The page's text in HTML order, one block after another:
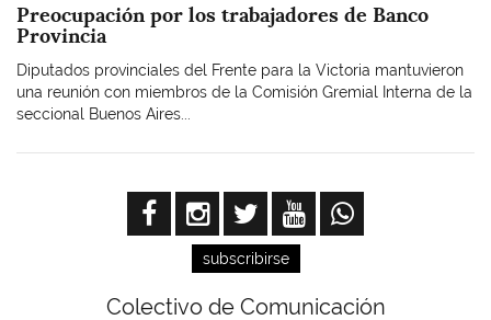
Preocupación por los trabajadores de Banco
Provincia
Diputados provinciales del Frente para la Victoria mantuvieron
una reunión con miembros de la Comisión Gremial Interna de la
seccional Buenos Aires...
subscribirse
Colectivo de Comunicación